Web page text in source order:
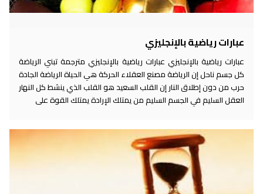
عبارات رياضية بالإنجليزي
عبارات رياضية بالإنجليزي عبارات رياضية بالإنجليزي مترجمة تبني الرياضة
كل جسم ناحل إن الرياضة مصنع العقلاء الحركة هي الحياة الرياضة الجادة
حرب من دون إطلاق النار إن القلب السعيد هو القلب الذي ينشط كل النهار
العقل السليم في الجسم السليم من يمتلك الإرادة يمتلك القوة على